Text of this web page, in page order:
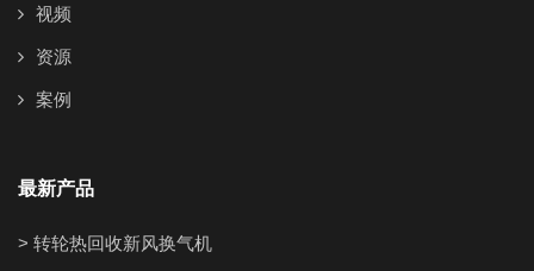
视频
资源
案例
最新产品
> 转轮热回收新风换气机